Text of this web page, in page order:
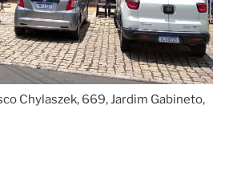
Chylaszek, 669, Jardim Gabineto,